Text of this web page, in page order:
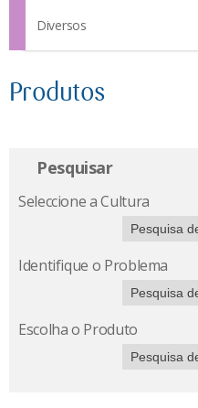
Diversos
Produtos
Pesquisar
Seleccione a Cultura
Identifique o Problema
Escolha o Produto